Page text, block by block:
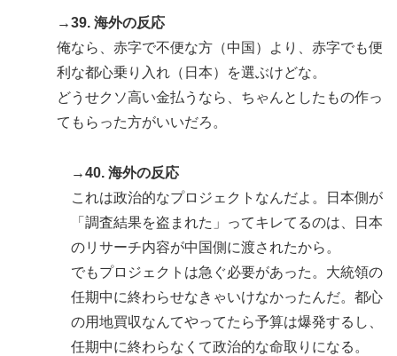
→39. 海外の反応
俺なら、赤字で不便な方（中国）より、赤字でも便
利な都心乗り入れ（日本）を選ぶけどな。
どうせクソ高い金払うなら、ちゃんとしたもの作っ
てもらった方がいいだろ。
→40. 海外の反応
これは政治的なプロジェクトなんだよ。日本側が
「調査結果を盗まれた」ってキレてるのは、日本
のリサーチ内容が中国側に渡されたから。
でもプロジェクトは急ぐ必要があった。大統領の
任期中に終わらせなきゃいけなかったんだ。都心
の用地買収なんてやってたら予算は爆発するし、
任期中に終わらなくて政治的な命取りになる。